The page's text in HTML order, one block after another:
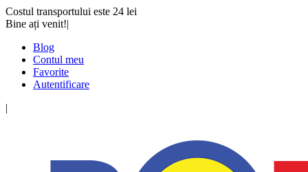
Costul transportului este 24 lei
Bine ați venit!|
Blog
Contul meu
Favorite
Autentificare
|